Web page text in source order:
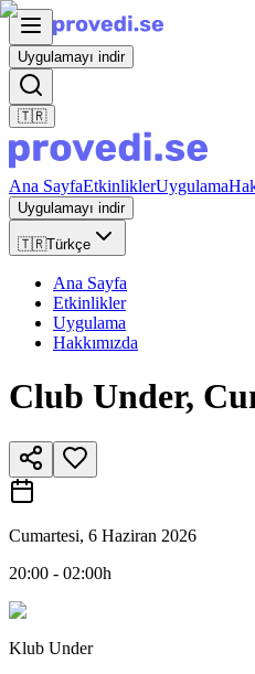
Uygulamayı indir
🇹🇷
Ana SayfaEtkinliklerUygulama
Uygulamayı indir
🇹🇷Türkçe
Ana Sayfa
Etkinlikler
Uygulama
Hakkımızda
Club Under,
Cumartesi, 6 Haziran 2026
20:00 - 02:00h
Klub Under